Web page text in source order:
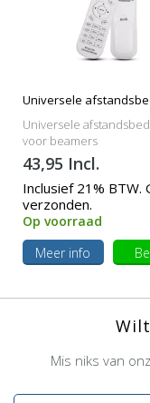
Universele
Universele
voor beamers
43,95 Incl.
Inclusief 21% BTW.
verzonden.
Op voorraad
Meer info
Mis niks van